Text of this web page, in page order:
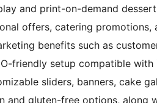
and print-on-demand
offers, catering
benefits such as
friendly setup compatible with
sliders, banners, cake
and gluten-free options, along